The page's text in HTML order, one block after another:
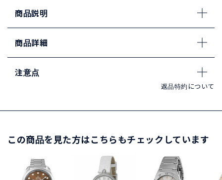
商品説明
商品詳細
注意点
返品特約について
この商品を見た方はこちらもチェックしています